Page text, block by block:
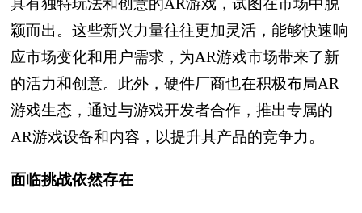
具有独特玩法和创意的AR游戏，试图在市场中脱
颖而出。这些新兴力量往往更加灵活，能够快速响
应市场变化和用户需求，为AR游戏市场带来了新
的活力和创意。此外，硬件厂商也在积极布局AR
游戏生态，通过与游戏开发者合作，推出专属的
AR游戏设备和内容，以提升其产品的竞争力。
面临挑战依然存在